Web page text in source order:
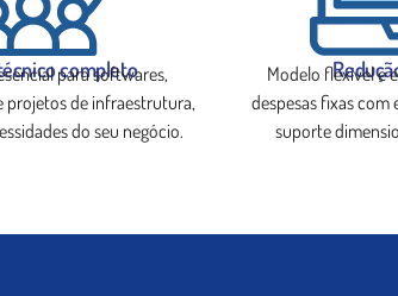
completo
para softwares,
projetos de infraestrutura,
do seu negócio.
Modelo flexível e
despesas fixas
suporte